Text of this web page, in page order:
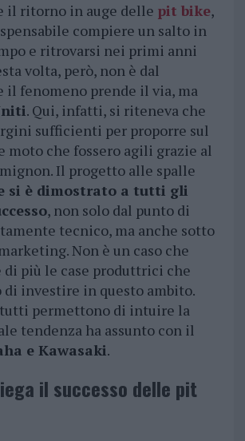
il ritorno in auge delle pit bike,
compiere un salto in
e ritrovarsi nei primi anni
volta, però, non è dal
il fenomeno prende il via, ma
. Qui, infatti, si riteneva che
sufficienti per proporre sul
moto che fossero agili grazie al
Il progetto alle spalle
si è dimostrato a tutti gli
, non solo dal punto di
tecnico, ma anche sotto
Non è un caso che
di più le case produttrici che
di investire in questo ambito.
tutti permettono di intuire la
tendenza ha assunto con il
e Kawasaki.
il successo delle pit